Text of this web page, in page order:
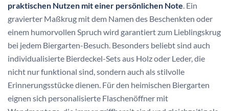
praktischen Nutzen mit einer persönlichen Note. Ein
gravierter Maßkrug mit dem Namen des Beschenkten oder
einem humorvollen Spruch wird garantiert zum Lieblingskrug
bei jedem Biergarten-Besuch. Besonders beliebt sind auch
individualisierte Bierdeckel-Sets aus Holz oder Leder, die
nicht nur funktional sind, sondern auch als stilvolle
Erinnerungsstücke dienen. Für den heimischen Biergarten
eignen sich personalisierte Flaschenöffner mit